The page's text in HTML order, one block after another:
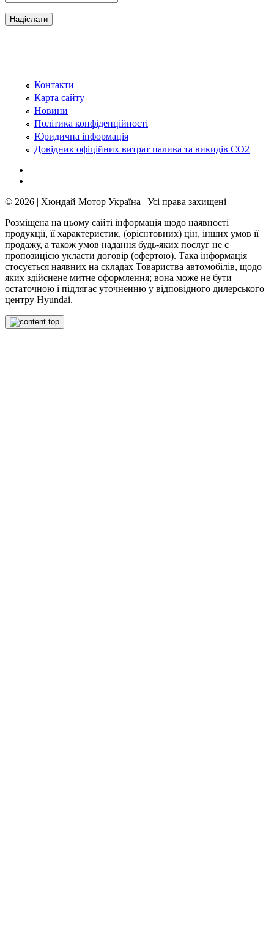
Контакти
Карта сайту
Новини
Політика конфіденційності
Юридична інформація
Довідник офіційних витрат палива та викидів СО2
© 2026 | Хюндай Мотор Україна | Усі права захищені
Розміщена на цьому сайті інформація щодо наявності
продукції, її характеристик, (орієнтовних) цін, інших умов її
продажу, а також умов надання будь-яких послуг не є
пропозицією укласти договір (офертою). Така інформація
стосується наявних на складах Товариства автомобілів, щодо
яких здійснене митне оформлення; вона може не бути
остаточною і підлягає уточненню у відповідного дилерського
центру Hyundai.